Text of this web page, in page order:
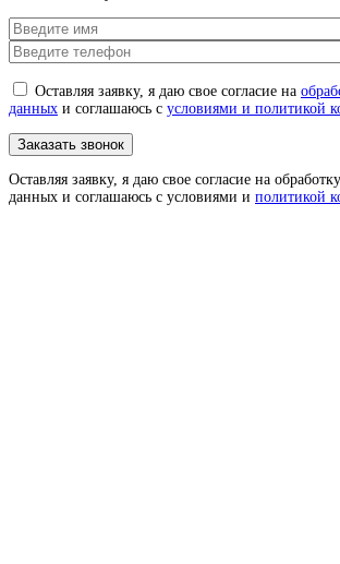
Оставляя заявку, я даю свое согласие на
данных и соглашаюсь с условиями и политикой
Оставляя заявку, я даю свое согласие на
данных и соглашаюсь с условиями и политикой